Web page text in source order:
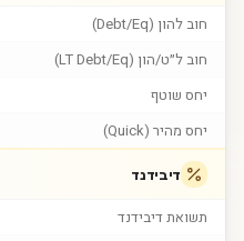
חוב להון (Debt/Eq)
חוב ל״ט/הון (LT Debt/Eq)
יחס שוטף
יחס מהיר (Quick)
דיבידנד
תשואת דיבידנד